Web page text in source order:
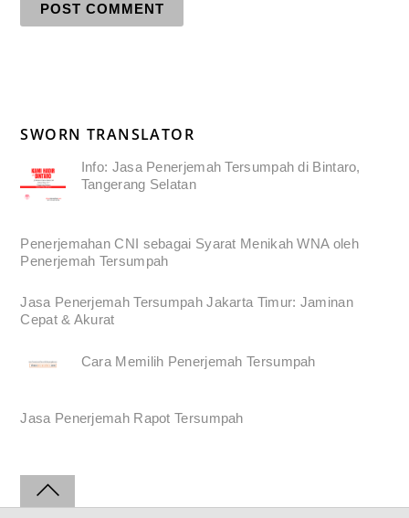
SWORN TRANSLATOR
Info: Jasa Penerjemah Tersumpah di Bintaro,
Tangerang Selatan
Penerjemahan CNI sebagai Syarat Menikah WNA oleh
Penerjemah Tersumpah
Jasa Penerjemah Tersumpah Jakarta Timur: Jaminan
Cepat & Akurat
Cara Memilih Penerjemah Tersumpah
Jasa Penerjemah Rapot Tersumpah